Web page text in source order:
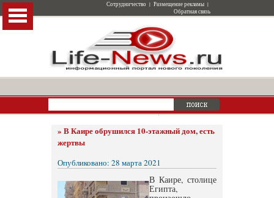
Сотрудничество | Размещение рекламы |
Обратная связь
» В Каире обрушился 10-этажный дом, есть
жертвы
Опубликовано: 28 марта 2021
В Каире, столице
Египта,